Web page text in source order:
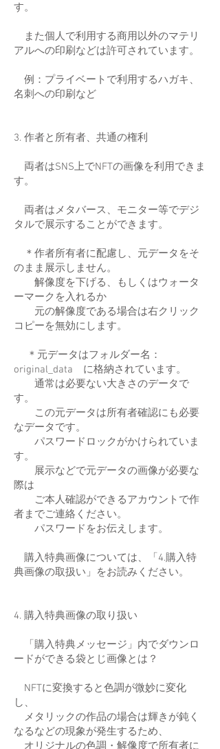
す。
また個人で利用する商用以外のマテリ
アルへの印刷などは許可されています。
例：プライベートで利用するハガキ、
名刺への印刷など
3. 作者と所有者、共通の権利
両者はSNS上でNFTの画像を利用できま
す。
両者はメタバース、モニター等でデジ
タルで展示することができます。
＊作者所有者に配慮し、元データをそ
のまま展示しません。
解像度を下げる、もしくはウォータ
ーマークを入れるか
元の解像度である場合は右クリック
コピーを無効にします。
＊元データはフォルダー名：
original_data に格納されています。
通常は必要ない大きさのデータで
す。
この元データは所有者確認にも必要
なデータです。
パスワードロックがかけられていま
す。
展示などで元データの画像が必要な
際は
ご本人確認ができるアカウントで作
者までご連絡ください。
パスワードをお伝えします。
購入特典画像については、「4.購入特
典画像の取扱い」をお読みください。
4. 購入特典画像の取り扱い
「購入特典メッセージ」内でダウンロ
ードができる袋とじ画像とは？
NFTに変換すると色調が微妙に変化
し、
メタリックの作品の場合は輝きが鈍く
なるなどの現象が発生するため、
オリジナルの色調・解像度で所有者に